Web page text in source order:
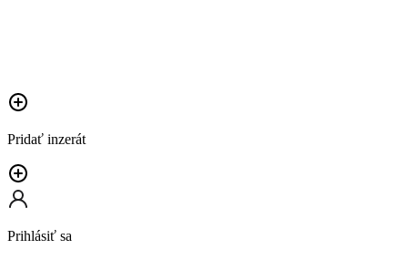
Pridať inzerát
Prihlásiť sa